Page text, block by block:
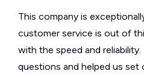
This company is
customer service is out of
with the speed and
questions and helped us set